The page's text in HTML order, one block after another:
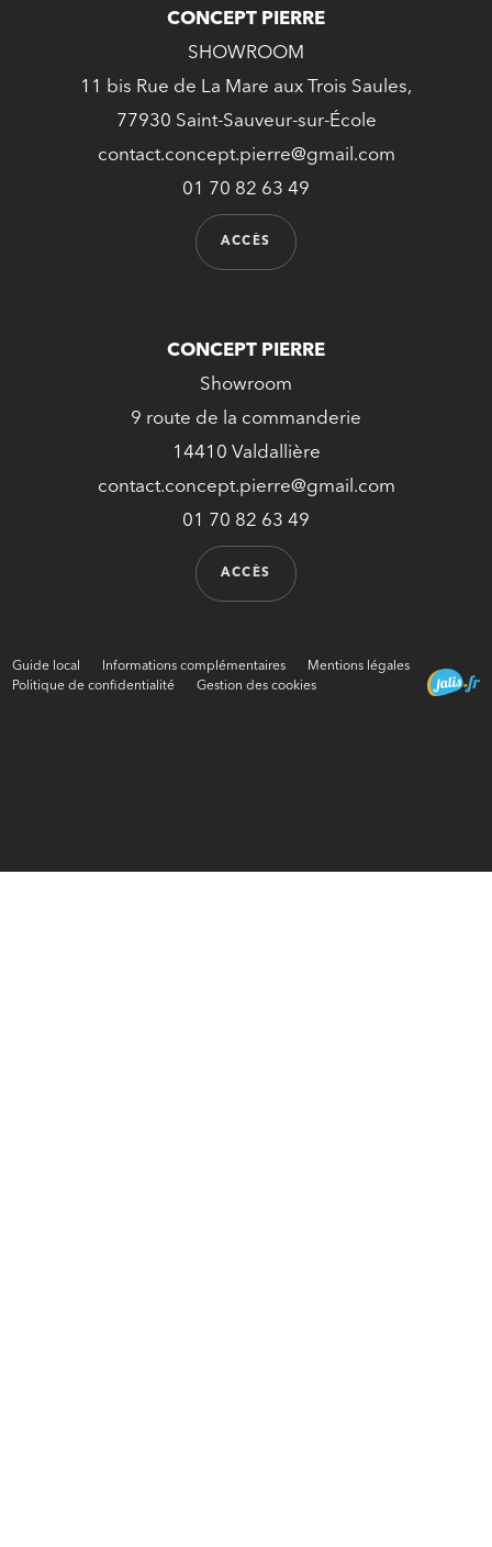
CONCEPT PIERRE
SHOWROOM
11 bis Rue de La Mare aux Trois Saules,
77930 Saint-Sauveur-sur-École
contact.concept.pierre@gmail.com
01 70 82 63 49
ACCÈS
CONCEPT PIERRE
Showroom
9 route de la commanderie
14410 Valdallière
contact.concept.pierre@gmail.com
01 70 82 63 49
ACCÈS
Guide local Informations complémentaires
Mentions légales
Politique de confidentialité
Gestion des cookies